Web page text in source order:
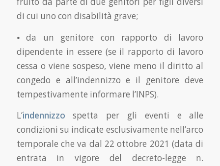
di cui uno con disabilità grave;
⦁ da un genitore con rapporto di lavoro
dipendente in essere (se il rapporto di lavoro
cessa o viene sospeso, viene meno il diritto al
congedo e all’indennizzo e il genitore deve
tempestivamente informare l’INPS).
L’indennizzospetta per gli eventi e alle
condizioni su indicate esclusivamente nell’arco
temporale che va dal 22 ottobre 2021 (data di
entrata in vigore del decreto-legge n.